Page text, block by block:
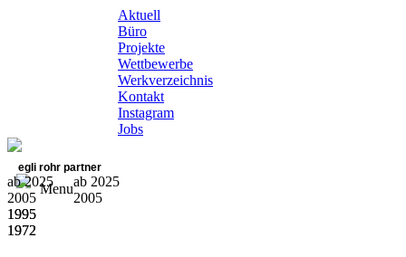
Aktuell
Büro
Projekte
Wettbewerbe
Werkverzeichnis
Kontakt
Instagram
Jobs
egli rohr partner
Menu
ab 2025
2005
1995
1972
ab 2025
2005
1995
1972